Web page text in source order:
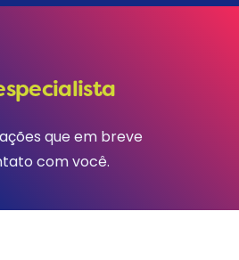
que em breve
com você.